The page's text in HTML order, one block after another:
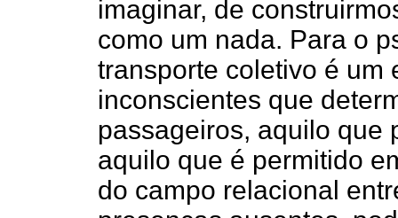
imaginar, de
como um nada. Para o
transporte coletivo é um
inconscientes que
passageiros, aquilo que
aquilo que é permitido
do campo relacional